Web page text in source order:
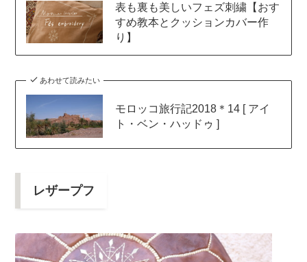
表も裏も美しいフェズ刺繍【おす
すめ教本とクッションカバー作
り】
あわせて読みたい
モロッコ旅行記2018＊14 [ アイ
ト・ベン・ハッドゥ ]
レザープフ